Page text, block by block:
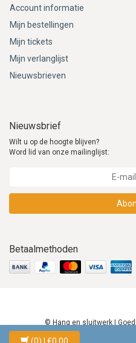
Account informatie
Mijn bestellingen
Mijn tickets
Mijn verlanglijst
Nieuwsbrieven
Nieuwsbrief
Wilt u op de hoogte blijven?
Word lid van onze mailinglijst:
Betaalmethoden
© Hang en sluitwerk |